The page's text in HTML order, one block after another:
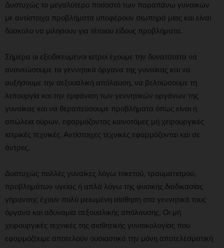
Δυστυχώς το μεγαλύτερο ποσοστό των παραπάνω γυναικών
με αντίστοιχα προβλήματα υποφέρουν σιωπηρά μιας και είναι
δύσκολο να μιλήσουν για τέτοιου είδους προβλήματα.
Σήμερα οι εξειδικευμένοι ιατροί έχουμε την δυνατότατα να
ανανεώσουμε τα γεννητικά όργανα της γυναίκας και να
αυξήσουμε την σεξουαλική απόλαυση, να βελτιώσουμε τη
λειτουργία και την εμφάνιση των γεννητικών οργάνων της
γυναίκας και να θεραπεύσουμε προβλήματα όπως είναι η
απώλεια ούρων, εφαρμόζοντας καινοτόμες μή χειρουργικές
ιατρικές τεχνικές. Αντίστοιχες τεχνικές εφαρμόζονται και σε
άντρες.
Δυστυχώς πολλές γυναίκες λόγω τοκετού, τραυματισμού,
προβλημάτων υγείας ή απλά λόγω της φυσικής διαδικασίας
γήρανσης έχουν πολύ μειωμένη αίσθηση στα γεννητικά τους
όργανα και αδυναμία σεξουαλικής απόλαυσης. Οι μή
χειρουργικές τεχνικές της αισθητικής γυναικολογίας που
εφαρμόζουμε αποτελούν ουσιαστικά την μόνη αποτελεσματική